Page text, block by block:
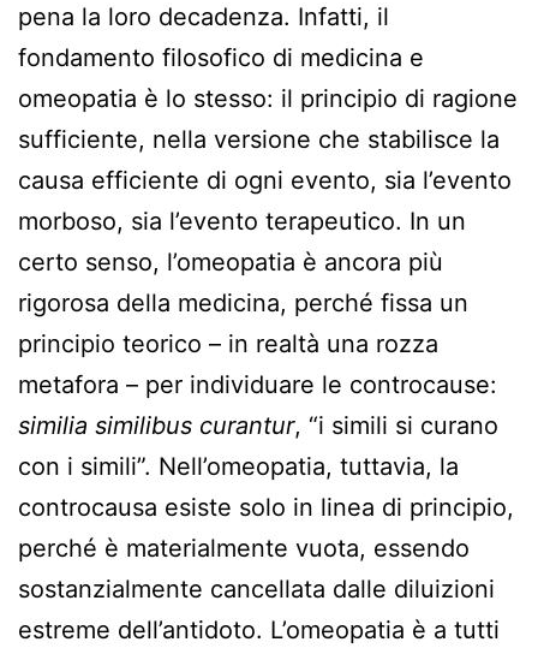
pena la loro decadenza. Infatti, il
fondamento filosofico di medicina e
omeopatia è lo stesso: il principio di ragione
sufficiente, nella versione che stabilisce la
causa efficiente di ogni evento, sia l’evento
morboso, sia l’evento terapeutico. In un
certo senso, l’omeopatia è ancora più
rigorosa della medicina, perché fissa un
principio teorico – in realtà una rozza
metafora – per individuare le controcause:
similia similibus curantur, “i simili si curano
con i simili”. Nell’omeopatia, tuttavia, la
controcausa esiste solo in linea di principio,
perché è materialmente vuota, essendo
sostanzialmente cancellata dalle diluizioni
estreme dell’antidoto. L’omeopatia è a tutti